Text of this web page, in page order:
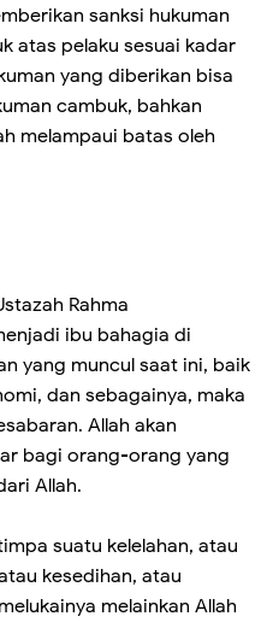
sanksi hukuman
atas pelaku sesuai kadar
yang diberikan bisa
cambuk, bahkan
melampaui batas oleh
Rahma
ibu bahagia di
yang muncul saat ini, baik
dan sebagainya, maka
Allah akan
bagi orang-orang yang
Allah.
suatu kelelahan, atau
kesedihan, atau
melainkan Allah